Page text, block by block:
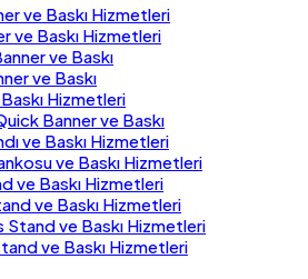
ve Baskı Hizmetleri
ve Baskı Hizmetleri
ve Baskı
ve Baskı
Hizmetleri
Banner ve Baskı
ve Baskı Hizmetleri
ve Baskı Hizmetleri
ve Baskı Hizmetleri
ve Baskı Hizmetleri
Stand ve Baskı Hizmetleri
ve Baskı Hizmetleri